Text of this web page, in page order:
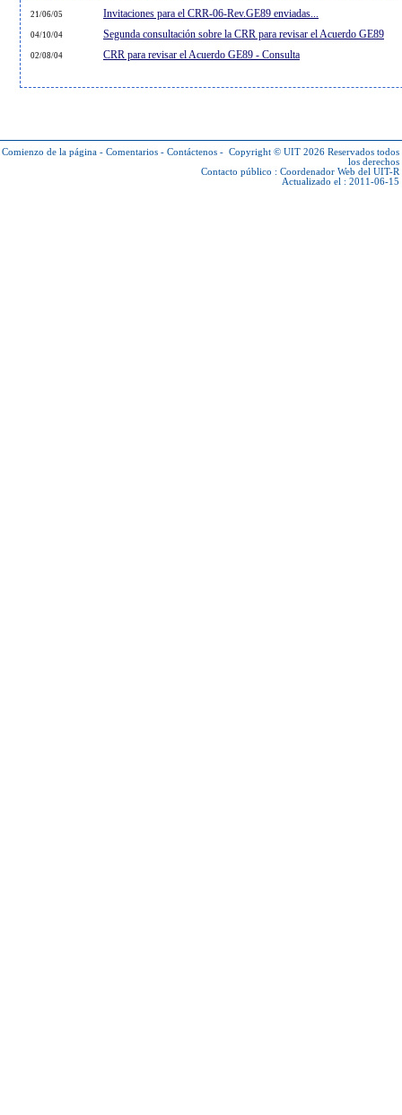
21/06/05 Invitaciones para el CRR-06-Rev.GE89 enviadas...
04/10/04 Segunda consultación sobre la CRR para revisar el Acuerdo GE89
02/08/04 CRR para revisar el Acuerdo GE89 - Consulta
Comienzo de la página - Comentarios - Contáctenos - Copyright © UIT 2026 Reservados todos
los derechos
Contacto público : Coordenador Web del UIT-R
Actualizado el : 2011-06-15